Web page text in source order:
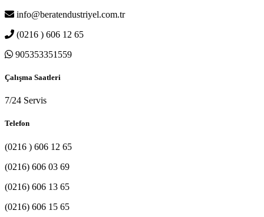
info@beratendustriyel.com.tr
(0216 ) 606 12 65
905353351559
Çalışma Saatleri
7/24 Servis
Telefon
(0216 ) 606 12 65
(0216) 606 03 69
(0216) 606 13 65
(0216) 606 15 65